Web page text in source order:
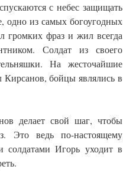
с небес защищать
одно из самых богоугодных
громких фраз и жил всегда
Солдат из своего
На жесточайшие
бойцы являлись в
делает свой шаг, чтобы
Это ведь по-настоящему
солдатами Игорь уходит в